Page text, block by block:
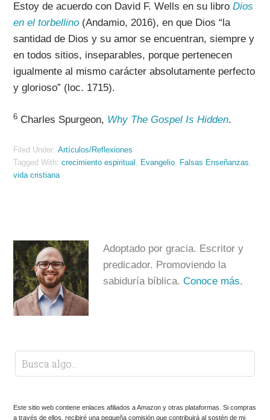
Estoy de acuerdo con David F. Wells en su libroDios
en el torbellino (Andamio, 2016), en que Dios “la
santidad de Dios y su amor se encuentran, siempre y
en todos sitios, inseparables, porque pertenecen
igualmente al mismo carácter absolutamente perfecto
y glorioso” (loc. 1715).
6 Charles Spurgeon, Why The Gospel Is Hidden.
Filed Under:Artículos/Reflexiones
Tagged With:crecimiento espiritual , Evangelio, Falsas Enseñanzas,
vida cristiana
Adoptado por gracia. Escritor y
predicador. Promoviendo la
sabiduría bíblica.Conoce más.
Este sitio web contiene enlaces afiliados a Amazon y otras plataformas. Si compras
a través de ellos, recibiré una pequeña comisión que contribuirá al sostén de mi